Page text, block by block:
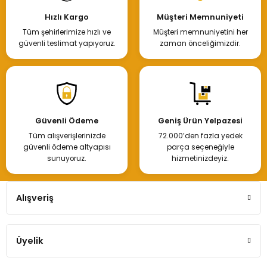
Hızlı Kargo
Tüm şehirlerimize hızlı ve
güvenli teslimat yapıyoruz.
Müşteri Memnuniyeti
Müşteri memnuniyetini her
zaman önceliğimizdir.
Güvenli Ödeme
Tüm alışverişlerinizde
güvenli ödeme altyapısı
sunuyoruz.
Geniş Ürün Yelpazesi
72.000’den fazla yedek
parça seçeneğiyle
hizmetinizdeyiz.
Alışveriş
Üyelik